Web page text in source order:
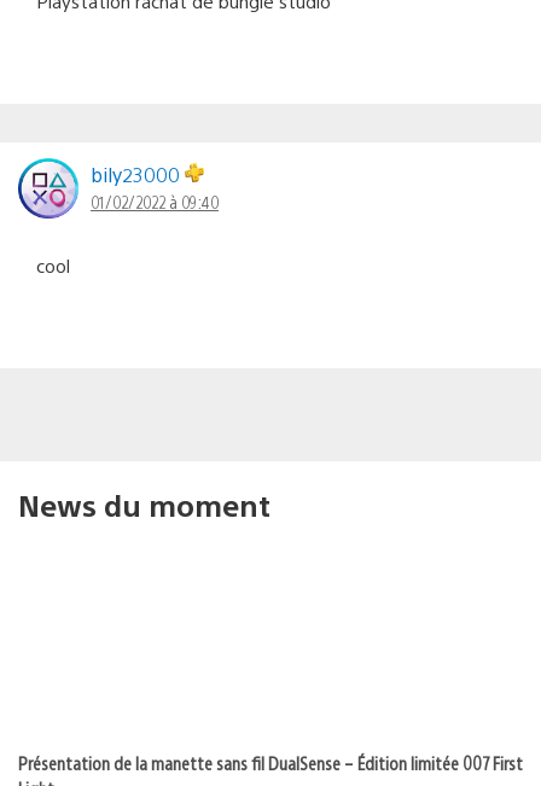
bily23000
01/02/2022 à 09:40
cool
News du moment
Présentation de la manette sans fil DualSense – Édition limitée 007 First